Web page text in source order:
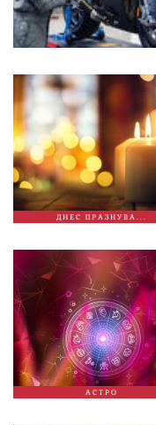
ДНЕС ПРАЗНУВА...
АСТРО